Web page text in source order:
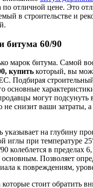
по отличной цене. Это
в строительстве и
битума 60/90
марок битума. Самой
купить который, вы
строительный
основные
могут подсунуть
не снизит ваши затраты,
указывает на глубину
иглы при температуре
колеблется в пределах
основным. Позволяет
к повреждениям,
стоит обратить